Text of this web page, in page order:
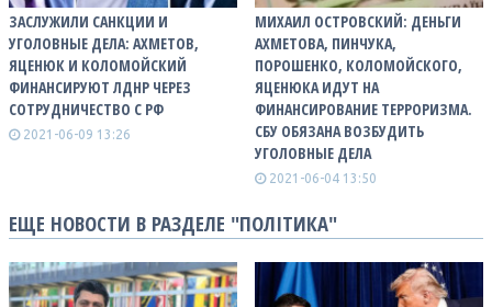
ЗАСЛУЖИЛИ САНКЦИИ И
УГОЛОВНЫЕ ДЕЛА: АХМЕТОВ,
ЯЦЕНЮК И КОЛОМОЙСКИЙ
ФИНАНСИРУЮТ ЛДНР ЧЕРЕЗ
СОТРУДНИЧЕСТВО С РФ
2021-06-09 13:26
МИХАИЛ ОСТРОВСКИЙ: ДЕНЬГИ
АХМЕТОВА, ПИНЧУКА,
ПОРОШЕНКО, КОЛОМОЙСКОГО,
ЯЦЕНЮКА ИДУТ НА
ФИНАНСИРОВАНИЕ ТЕРРОРИЗМА.
СБУ ОБЯЗАНА ВОЗБУДИТЬ
УГОЛОВНЫЕ ДЕЛА
2021-06-04 13:50
ЕЩЕ НОВОСТИ В РАЗДЕЛЕ "ПОЛІТИКА"